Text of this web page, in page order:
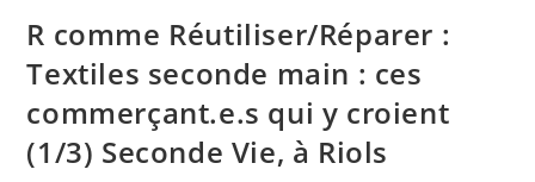
R comme Réutiliser/Réparer :
Textiles seconde main : ces
commerçant.e.s qui y croient
(1/3) Seconde Vie, à Riols